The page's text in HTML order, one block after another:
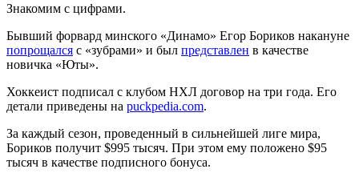
Знакомим с цифрами.
Бывший форвард минского «Динамо» Егор Бориков накануне
попрощался с «зубрами» и был представлен в качестве
новичка «Юты».
Хоккеист подписал с клубом НХЛ договор на три года. Его
детали приведены на puckpedia.com.
За каждый сезон, проведенный в сильнейшей лиге мира,
Бориков получит $995 тысяч. При этом ему положено $95
тысяч в качестве подписного бонуса.